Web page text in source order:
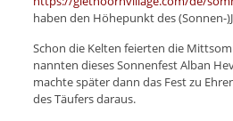
haben den Höhepunkt des (Sonnen-
Schon die Kelten feierten die
nannten dieses Sonnenfest Alban
machte später dann das Fest zu
des Täufers daraus.